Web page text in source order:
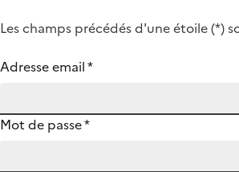
Les champs précédés d'une étoile (*)
Adresse email*
Mot de passe*